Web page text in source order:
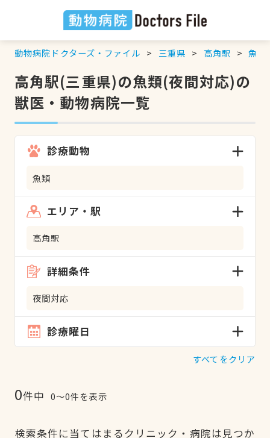
動物病院ドクターズ・ファイル 三重県 高角駅 魚類
高角駅(三重県)の魚類(夜間対応)の
獣医・動物病院一覧
診療動物
魚類
エリア・駅
高角駅
詳細条件
夜間対応
診療曜日
すべてをクリア
0件中 0〜0件を表示
検索条件に当てはまるクリニック・病院は見つか